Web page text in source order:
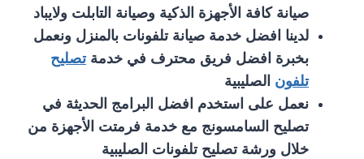
صيانة كافة الأجهزة الذكية وصيانة التابلت ولايباد
لدينا افضل خدمة صيانة تلفونات بالمنزل ونعمل
بخبرة افضل فريق محترف في خدمةتصليح
تلفون الصليبية
نعمل على استخدم افضل البرامج الحديثة في
تصليح السامسونج مع خدمة فرمتت الأجهزة من
خلال ورشة تصليح تلفونات الصليبية